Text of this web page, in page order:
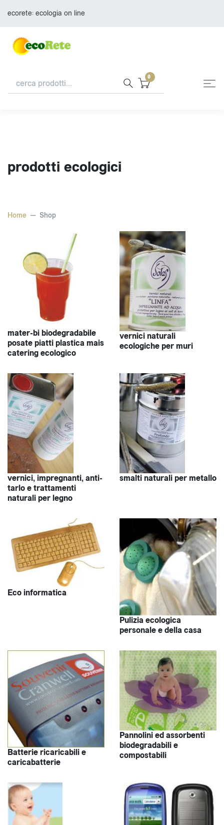
ecorete: ecologia on line
0
prodotti ecologici
Home Shop
mater-bi biodegradabile
posate piatti plastica mais
catering ecologico
vernici naturali
ecologiche per muri
vernici, impregnanti, anti-
tarlo e trattamenti
naturali per legno
smalti naturali per metallo
Eco informatica
Pulizia ecologica
personale e della casa
Batterie ricaricabili e
caricabatterie
Pannolini ed assorbenti
biodegradabili e
compostabili